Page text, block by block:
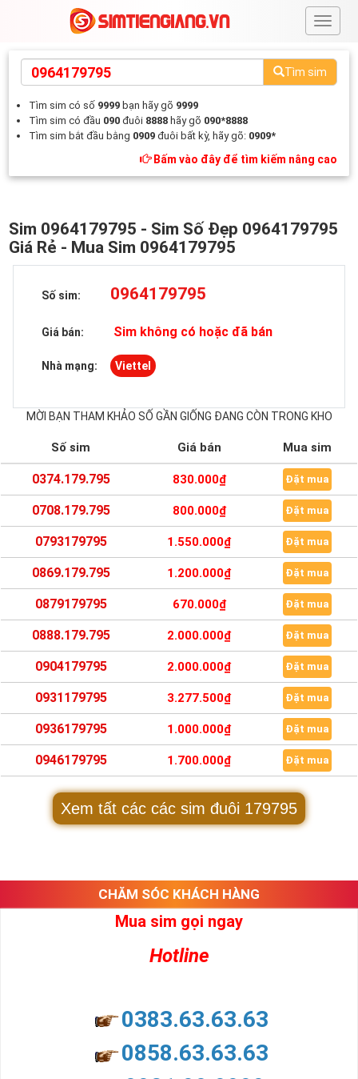
#
Tìm sim
Tìm sim có số 9999 bạn hãy gõ 9999
Tìm sim có đầu 090 đuôi 8888 hãy gõ 090*8888
Tìm sim bắt đầu bằng 0909 đuôi bất kỳ, hãy gõ: 0909*
Bấm vào đây để tìm kiếm nâng cao
Sim 0964179795 - Sim Số Đẹp 0964179795
Giá Rẻ - Mua Sim 0964179795
Số sim: 0964179795
Giá bán: Sim không có hoặc đã bán
Nhà mạng: Viettel
MỜI BẠN THAM KHẢO SỐ GẦN GIỐNG ĐANG CÒN TRONG KHO
Số sim Giá bán Mua sim
0374.179.795 830.000₫ Đặt mua
0708.179.795 800.000₫ Đặt mua
0793179795 1.550.000₫ Đặt mua
0869.179.795 1.200.000₫ Đặt mua
0879179795 670.000₫ Đặt mua
0888.179.795 2.000.000₫ Đặt mua
0904179795 2.000.000₫ Đặt mua
0931179795 3.277.500₫ Đặt mua
0936179795 1.000.000₫ Đặt mua
0946179795 1.700.000₫ Đặt mua
Xem tất các các sim đuôi 179795
CHĂM SÓC KHÁCH HÀNG
Mua sim gọi ngay
Hotline
0383.63.63.63
0858.63.63.63